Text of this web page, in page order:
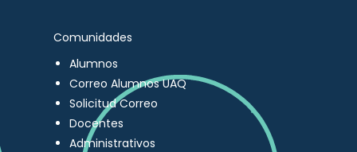
Comunidades
Alumnos
Correo Alumnos UAQ
Solicitud Correo
Docentes
Administrativos